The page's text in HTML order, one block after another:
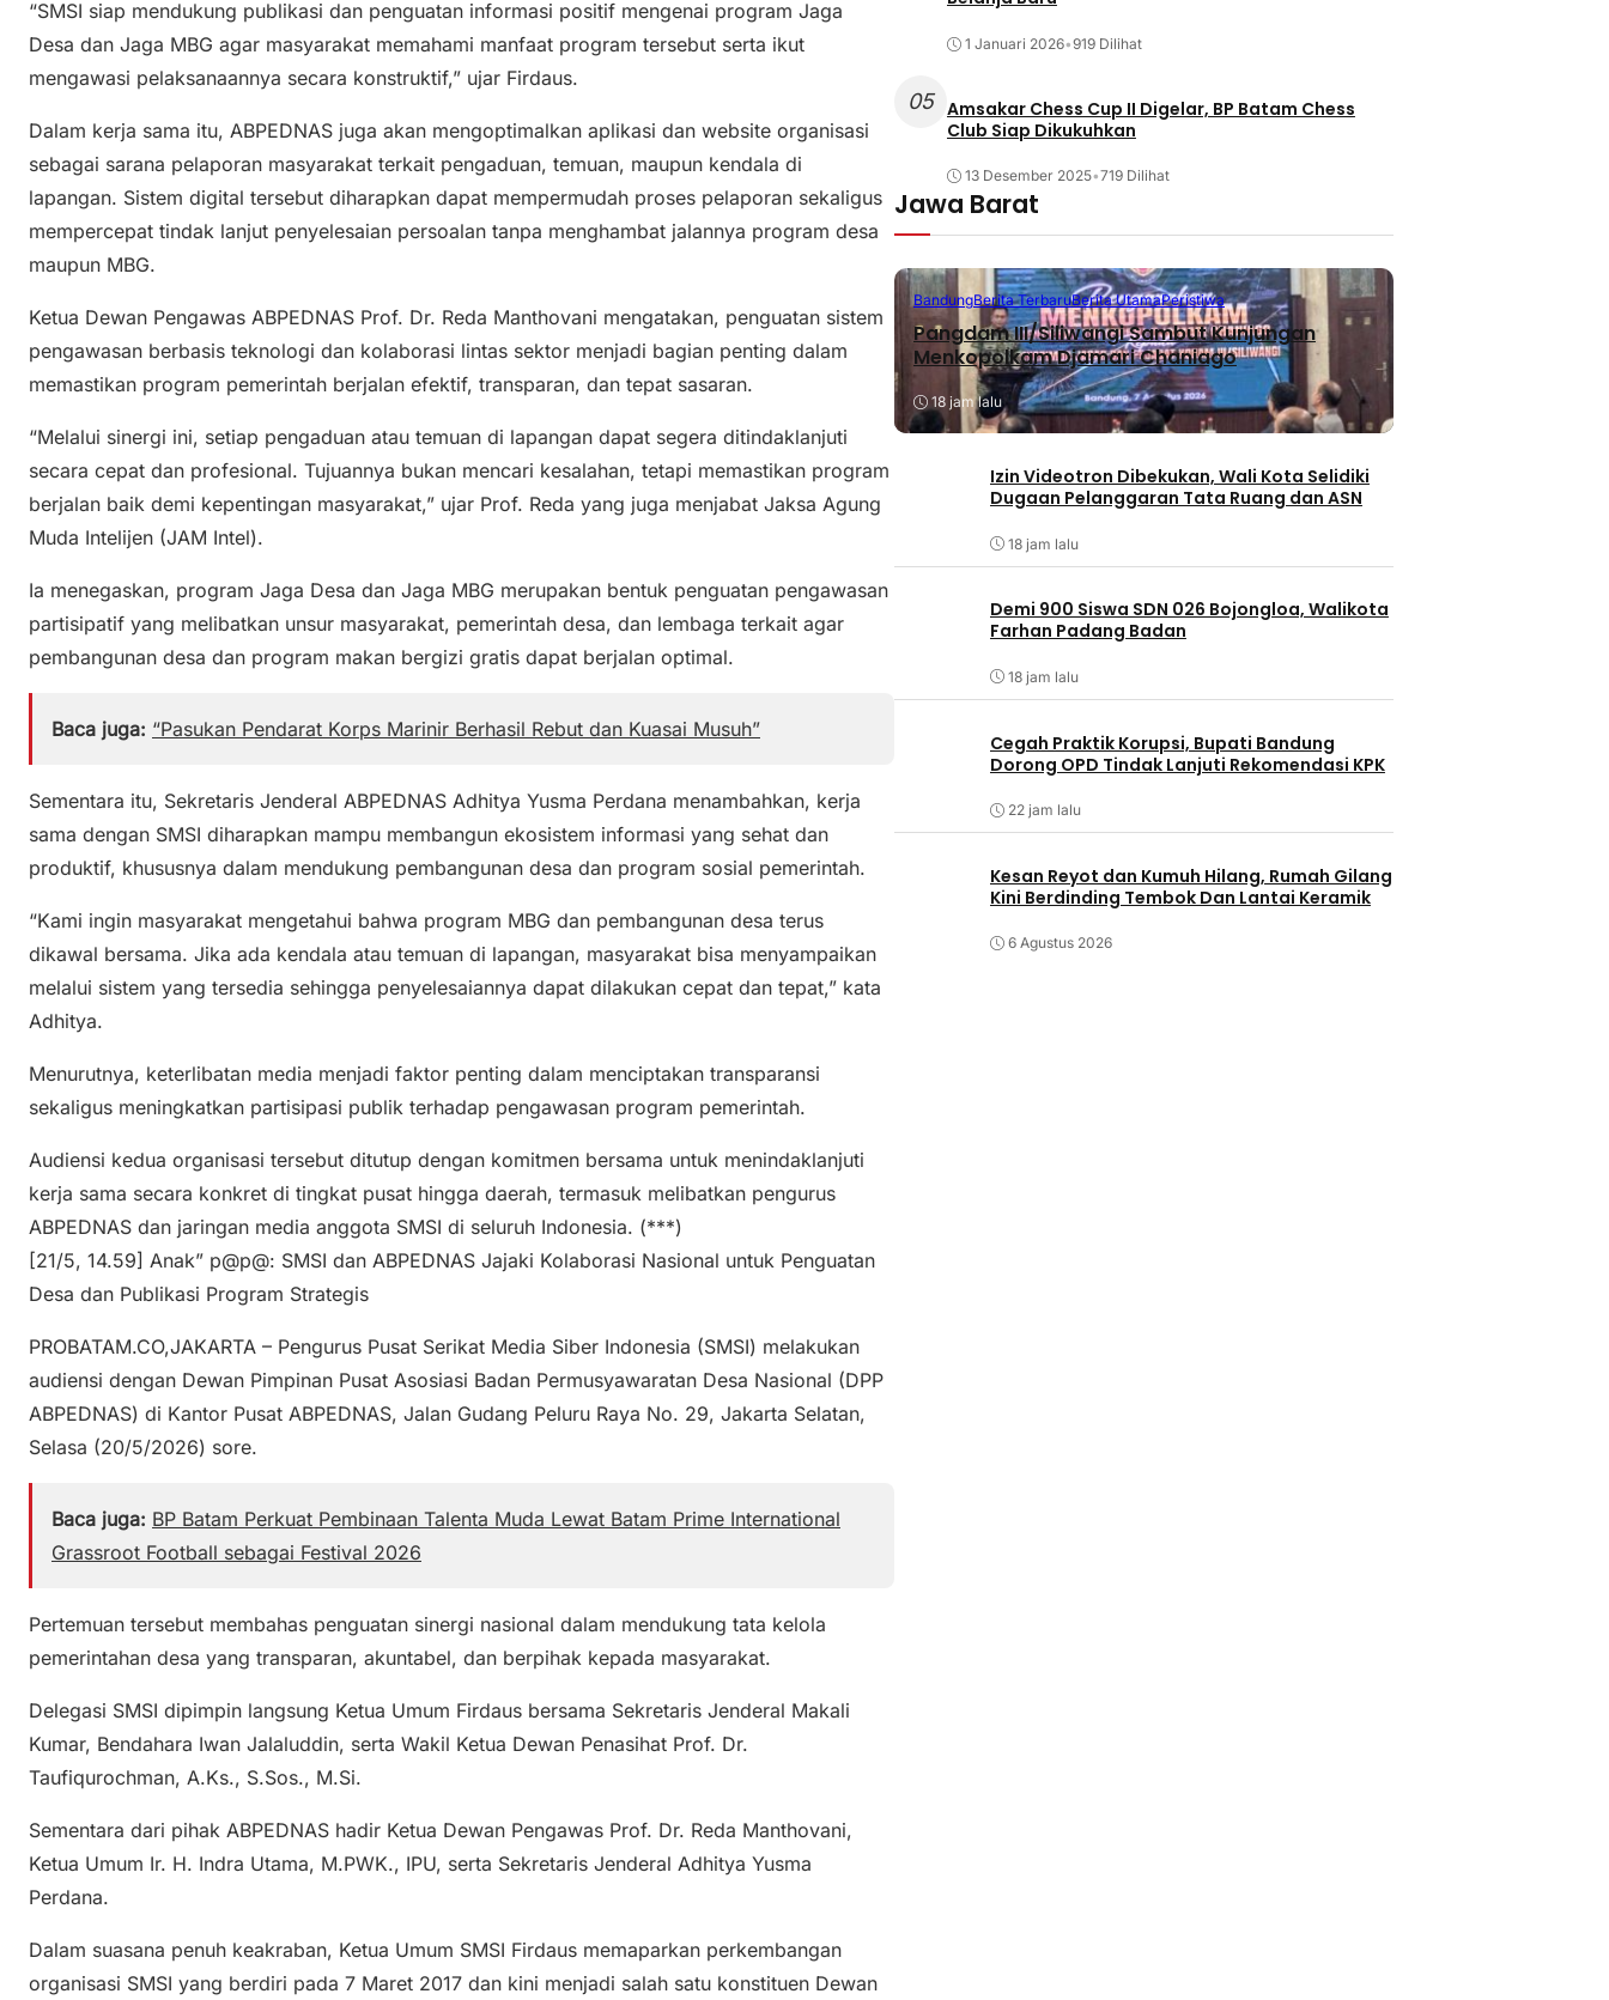
“SMSI siap mendukung publikasi dan penguatan informasi positif mengenai program Jaga
Desa dan Jaga MBG agar masyarakat memahami manfaat program tersebut serta ikut
mengawasi pelaksanaannya secara konstruktif,” ujar Firdaus.
Dalam kerja sama itu, ABPEDNAS juga akan mengoptimalkan aplikasi dan website organisasi
sebagai sarana pelaporan masyarakat terkait pengaduan, temuan, maupun kendala di
lapangan. Sistem digital tersebut diharapkan dapat mempermudah proses pelaporan sekaligus
mempercepat tindak lanjut penyelesaian persoalan tanpa menghambat jalannya program desa
maupun MBG.
Ketua Dewan Pengawas ABPEDNAS Prof. Dr. Reda Manthovani mengatakan, penguatan sistem
pengawasan berbasis teknologi dan kolaborasi lintas sektor menjadi bagian penting dalam
memastikan program pemerintah berjalan efektif, transparan, dan tepat sasaran.
“Melalui sinergi ini, setiap pengaduan atau temuan di lapangan dapat segera ditindaklanjuti
secara cepat dan profesional. Tujuannya bukan mencari kesalahan, tetapi memastikan program
berjalan baik demi kepentingan masyarakat,” ujar Prof. Reda yang juga menjabat Jaksa Agung
Muda Intelijen (JAM Intel).
Ia menegaskan, program Jaga Desa dan Jaga MBG merupakan bentuk penguatan pengawasan
partisipatif yang melibatkan unsur masyarakat, pemerintah desa, dan lembaga terkait agar
pembangunan desa dan program makan bergizi gratis dapat berjalan optimal.
Baca juga: “Pasukan Pendarat Korps Marinir Berhasil Rebut dan Kuasai Musuh”
Sementara itu, Sekretaris Jenderal ABPEDNAS Adhitya Yusma Perdana menambahkan, kerja
sama dengan SMSI diharapkan mampu membangun ekosistem informasi yang sehat dan
produktif, khususnya dalam mendukung pembangunan desa dan program sosial pemerintah.
“Kami ingin masyarakat mengetahui bahwa program MBG dan pembangunan desa terus
dikawal bersama. Jika ada kendala atau temuan di lapangan, masyarakat bisa menyampaikan
melalui sistem yang tersedia sehingga penyelesaiannya dapat dilakukan cepat dan tepat,” kata
Adhitya.
Menurutnya, keterlibatan media menjadi faktor penting dalam menciptakan transparansi
sekaligus meningkatkan partisipasi publik terhadap pengawasan program pemerintah.
Audiensi kedua organisasi tersebut ditutup dengan komitmen bersama untuk menindaklanjuti
kerja sama secara konkret di tingkat pusat hingga daerah, termasuk melibatkan pengurus
ABPEDNAS dan jaringan media anggota SMSI di seluruh Indonesia. (***)
[21/5, 14.59] Anak” p@p@: SMSI dan ABPEDNAS Jajaki Kolaborasi Nasional untuk Penguatan
Desa dan Publikasi Program Strategis
PROBATAM.CO,JAKARTA – Pengurus Pusat Serikat Media Siber Indonesia (SMSI) melakukan
audiensi dengan Dewan Pimpinan Pusat Asosiasi Badan Permusyawaratan Desa Nasional (DPP
ABPEDNAS) di Kantor Pusat ABPEDNAS, Jalan Gudang Peluru Raya No. 29, Jakarta Selatan,
Selasa (20/5/2026) sore.
Baca juga: BP Batam Perkuat Pembinaan Talenta Muda Lewat Batam Prime International
Grassroot Football sebagai Festival 2026
Pertemuan tersebut membahas penguatan sinergi nasional dalam mendukung tata kelola
pemerintahan desa yang transparan, akuntabel, dan berpihak kepada masyarakat.
Delegasi SMSI dipimpin langsung Ketua Umum Firdaus bersama Sekretaris Jenderal Makali
Kumar, Bendahara Iwan Jalaluddin, serta Wakil Ketua Dewan Penasihat Prof. Dr.
Taufiqurochman, A.Ks., S.Sos., M.Si.
Sementara dari pihak ABPEDNAS hadir Ketua Dewan Pengawas Prof. Dr. Reda Manthovani,
Ketua Umum Ir. H. Indra Utama, M.PWK., IPU, serta Sekretaris Jenderal Adhitya Yusma
Perdana.
Dalam suasana penuh keakraban, Ketua Umum SMSI Firdaus memaparkan perkembangan
organisasi SMSI yang berdiri pada 7 Maret 2017 dan kini menjadi salah satu konstituen Dewan
1 Januari 2026•919 Dilihat
05 Amsakar Chess Cup II Digelar, BP Batam Chess
Club Siap Dikukuhkan
13 Desember 2025•719 Dilihat
Jawa Barat
BandungBerita TerbaruBerita UtamaPeristiwa
Pangdam III/Siliwangi Sambut Kunjungan
Menkopolkam Djamari Chaniago
18 jam lalu
Izin Videotron Dibekukan, Wali Kota Selidiki
Dugaan Pelanggaran Tata Ruang dan ASN
18 jam lalu
Demi 900 Siswa SDN 026 Bojongloa, Walikota
Farhan Padang Badan
18 jam lalu
Cegah Praktik Korupsi, Bupati Bandung
Dorong OPD Tindak Lanjuti Rekomendasi KPK
22 jam lalu
Kesan Reyot dan Kumuh Hilang, Rumah Gilang
Kini Berdinding Tembok Dan Lantai Keramik
6 Agustus 2026